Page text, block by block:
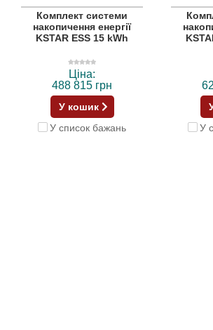
Комплект системи
накопичення енергії
KSTAR ESS 15 kWh
Ціна:
488 815 грн
У кошик
У список бажань
У